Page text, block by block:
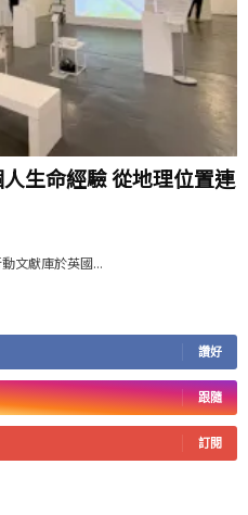
生命經驗 從地理位置連
文獻庫於英國...
讚好
跟隨
訂閱